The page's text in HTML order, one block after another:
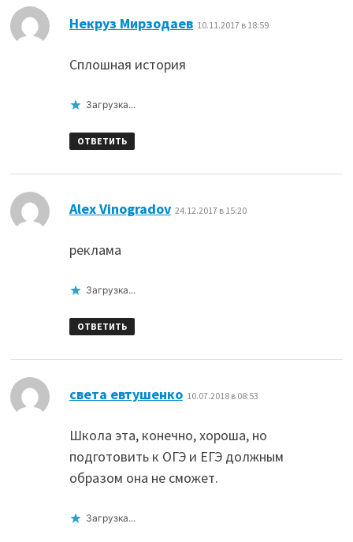
Некруз Мирзодаев: 10.11.2017 в 18:59
Сплошная история
Загрузка...
ОТВЕТИТЬ
Alex Vinogradov: 24.12.2017 в 15:20
реклама
Загрузка...
ОТВЕТИТЬ
света евтушенко: 10.07.2018 в 08:53
Школа эта, конечно, хороша, но
подготовить к ОГЭ и ЕГЭ должным
образом она не сможет.
Загрузка...